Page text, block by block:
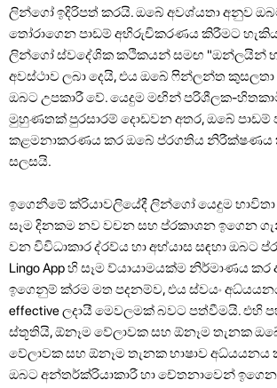
ලින්ගෝ ඉදිරිපත් කරයි. ඔබේ අවශ්යතා අනුව
තෝරාගෙන පාඩම් අභිරුචිකරණය කිරීමට
ලින්ගෝ ස්වදේශික කථිකයන් සමඟ "ඔන්ලයින්
අවස්ථාව ලබා දෙයි, එය ඔබේ ෆින්ලන්ත
ඔබට උපකාරී වේ. යෙදුම මඟින් පරිශීලක-
මුහුණතක් පුරසාරම් දොඩවන අතර, ඔබේ
කළමනාකරණය කර ඔබේ ප්රගතිය නිරීක්ෂණය
සලසයි.
ඉගෙනීමේ ක්රියාවලියේදී ලින්ගෝ යෙදුම
සෑම දිනකම නව වචන සහ ප්රකාශන ඉගෙන
වන විවිධාකාර ද්රව්ය හා අභ්යාස සඳහා ඔබට
Lingo App හි සෑම ව්යායාමයක්ම නිර්මාණය
ඉගෙනුම් ක්රම මත පදනම්ව, එය ස්වයං
effective ලදායී මෙවලමක් බවට පත්වීමයි.
ස්තූතියි, ඕනෑම වේලාවක සහ ඕනෑම තැනක
වේලාවක සහ ඕනෑම තැනක භාෂාව අධ්යයනය
ඔබට අන්තර්ක්රියාකාරී හා චේතනාවෙන්